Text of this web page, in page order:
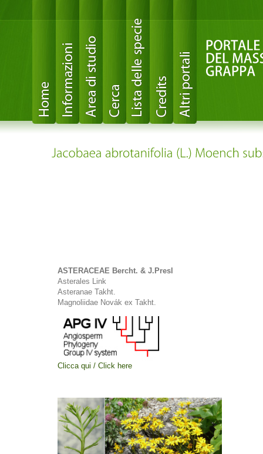
ASTERACEAE Bercht. & J.Presl
Asterales Link
Asteranae Takht.
Magnoliidae Novák ex Takht.
Clicca qui / Click here